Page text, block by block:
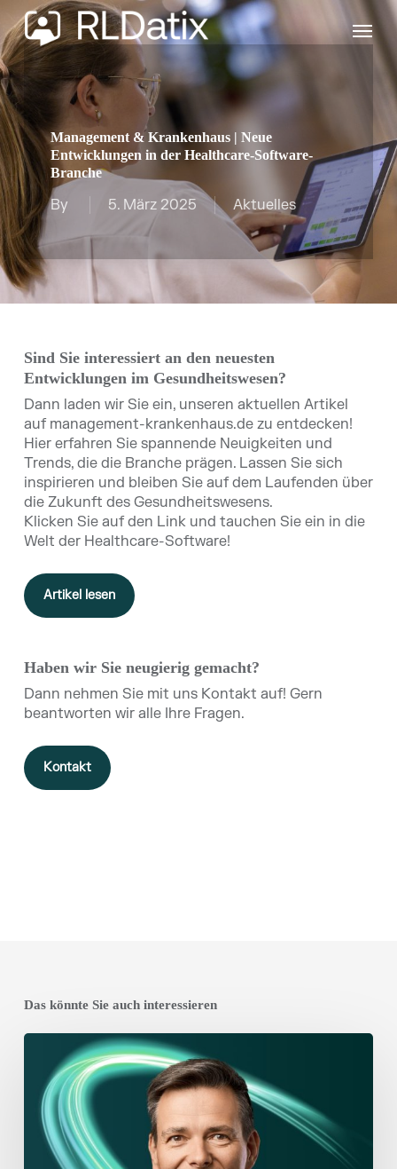
Skip
to
main
content
Menu
Management & Krankenhaus | Neue
Entwicklungen in der Healthcare-Software-
Branche
By 5. März 2025 Aktuelles
Sind Sie interessiert an den neuesten
Entwicklungen im Gesundheitswesen?
Dann laden wir Sie ein, unseren aktuellen Artikel
auf management-krankenhaus.de zu entdecken!
Hier erfahren Sie spannende Neuigkeiten und
Trends, die die Branche prägen. Lassen Sie sich
inspirieren und bleiben Sie auf dem Laufenden über
die Zukunft des Gesundheitswesens.
Klicken Sie auf den Link und tauchen Sie ein in die
Welt der Healthcare-Software!
Artikel lesen
Haben wir Sie neugierig gemacht?
Dann nehmen Sie mit uns Kontakt auf! Gern
beantworten wir alle Ihre Fragen.
Kontakt
Das könnte Sie auch interessieren
Jan
Wemmel
wird
Managing
Director
von
RLDatix